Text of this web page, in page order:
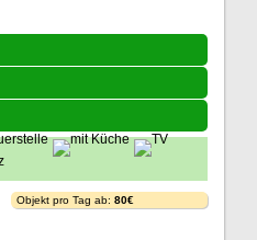
Objekt pro Tag ab: 80€